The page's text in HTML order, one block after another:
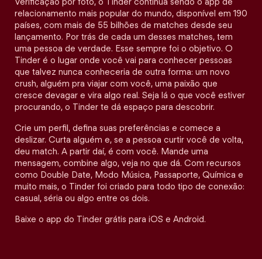
relacionamento mais popular do mundo, disponível em 190
países, com mais de 55 bilhões de matches desde seu
lançamento. Por trás de cada um desses matches, tem
uma pessoa de verdade. Esse sempre foi o objetivo. O
Tinder é o lugar onde você vai para conhecer pessoas
que talvez nunca conheceria de outra forma: um novo
crush, alguém pra viajar com você, uma paixão que
cresce devagar e vira algo real. Seja lá o que você estiver
procurando, o Tinder te dá espaço para descobrir.
Crie um perfil, defina suas preferências e comece a
deslizar. Curta alguém e, se a pessoa curtir você de volta,
deu match. A partir daí, é com você. Mande uma
mensagem, combine algo, veja no que dá. Com recursos
como Double Date, Modo Música, Passaporte, Química e
muito mais, o Tinder foi criado para todo tipo de conexão:
casual, séria ou algo entre os dois.
Baixe o app do Tinder grátis para iOS e Android.